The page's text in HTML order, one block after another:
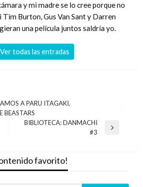
y mi madre se lo cree porque no
Tim Burton, Gus Van Sant y Darren
una película juntos saldría yo.
Ver todas las entradas
A PARU ITAGAKI,
BEASTARS
BIBLIOTECA: DANMACHI
#3
favorito!